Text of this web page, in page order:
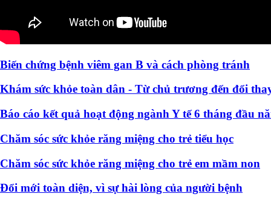
Biến chứng bệnh viêm gan B và cách phòng tránh
Khám sức khỏe toàn dân - Từ chủ trương đến đổi
Báo cáo kết quả hoạt động ngành Y tế 6 tháng đầu
Chăm sóc sức khỏe răng miệng cho trẻ tiểu học
Chăm sóc sức khỏe răng miệng cho trẻ em mầm non
Đổi mới toàn diện, vì sự hài lòng của người bệnh